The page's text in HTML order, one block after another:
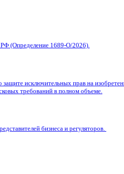
РФ (Определение 1689-О/2026).
исключительных прав на
требований в полном объеме.
бизнеса и регуляторов.